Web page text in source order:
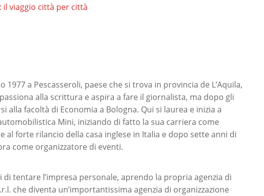
il viaggio città per città
1977 a Pescasseroli, paese che si trova in provincia de L’Aquila,
alla scrittura e aspira a fare il giornalista, ma dopo gli
alla facoltà di Economia a Bologna. Qui si laurea e inizia a
Mini, iniziando di fatto la sua carriera come
al forte rilancio della casa inglese in Italia e dopo sette anni di
come organizzatore di eventi.
di tentare l’impresa personale, aprendo la propria agenzia di
che diventa un’importantissima agenzia di organizzazione